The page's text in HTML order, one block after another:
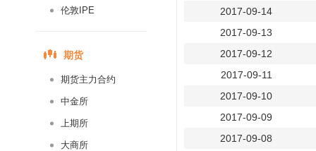
伦敦IPE
期货
期货主力合约
中金所
上期所
大商所
2017-09-14
2017-09-13
2017-09-12
2017-09-11
2017-09-10
2017-09-09
2017-09-08